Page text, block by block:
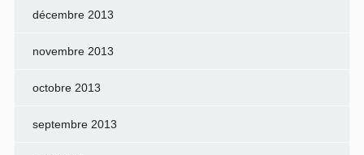
décembre 2013
novembre 2013
octobre 2013
septembre 2013